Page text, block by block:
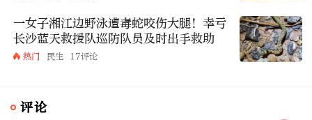
一女子湘江边野泳遭毒蛇咬伤大腿！幸亏
长沙蓝天救援队巡防队员及时出手救助
热门 民生 17评论
评论